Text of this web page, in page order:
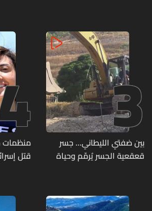
مزروعة
3
بين ضفتي الليطاني... جسر
قعقعية الجسر يُرمّم وحياة
منظمات
قتل